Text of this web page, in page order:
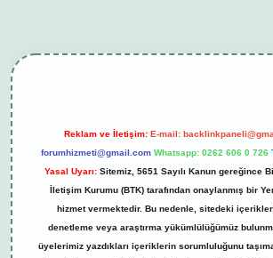
Reklam ve İletişim: E-mail:
forumhizmeti@gmail.com Whatsapp: 0262 606 0 726
Yasal Uyarı: Sitemiz, 5651 Sayılı Kanun gereğince
İletişim Kurumu (BTK) tarafından onaylanmış bir
hizmet vermektedir. Bu nedenle, sitedeki
denetleme veya araştırma yükümlülüğümüz
üyelerimiz yazdıkları içeriklerin sorumluluğunu